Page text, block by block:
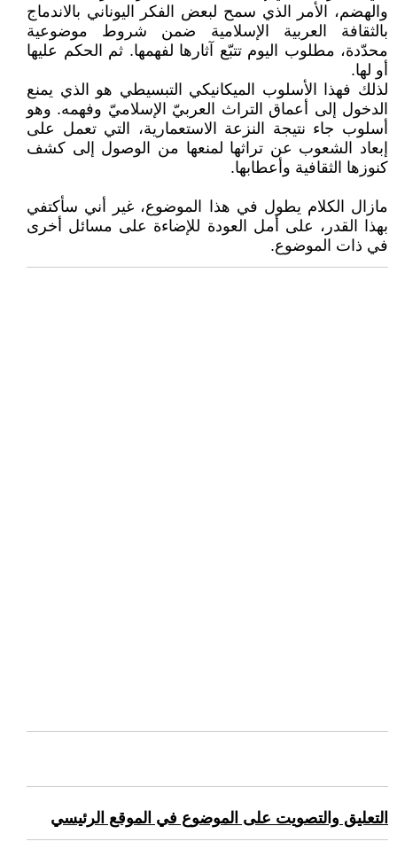
والهضم، الأمر الذي سمح لبعض الفكر اليوناني بالاندماج
بالثقافة العربية الإسلامية ضمن شروط موضوعية
محدّدة، مطلوب اليوم تتبّع آثارها لفهمها. ثم الحكم عليها
أو لها.
لذلك فهذا الأسلوب الميكانيكي التبسيطي هو الذي يمنع
الدخول إلى أعماق التراث العربيّ الإسلاميّ وفهمه. وهو
أسلوب جاء نتيجة النزعة الاستعمارية، التي تعمل على
إبعاد الشعوب عن تراثها لمنعها من الوصول إلى كشف
كنوزها الثقافية وأعطابها.
مازال الكلام يطول في هذا الموضوع، غير أني سأكتفي
بهذا القدر، على أمل العودة للإضاءة على مسائل أخرى
في ذات الموضوع.
التعليق والتصويت على الموضوع في الموقع الرئيسي